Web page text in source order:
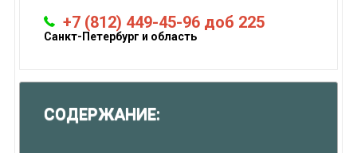
+7 (812) 449-45-96 доб 225
Санкт-Петербург и область
СОДЕРЖАНИЕ: